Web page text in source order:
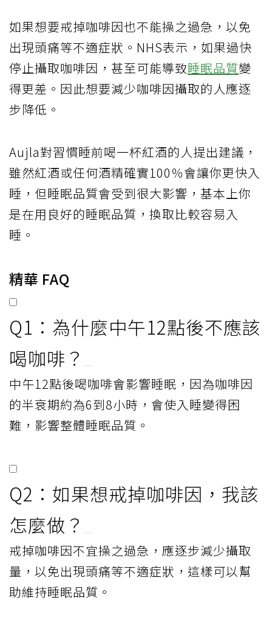
如果想要戒掉咖啡因也不能操之過急，以免
出現頭痛等不適症狀。NHS表示，如果過快
停止攝取咖啡因，甚至可能導致睡眠品質變
得更差。因此想要減少咖啡因攝取的人應逐
步降低。
Aujla對習慣睡前喝一杯紅酒的人提出建議，
雖然紅酒或任何酒精確實100％會讓你更快入
睡，但睡眠品質會受到很大影響，基本上你
是在用良好的睡眠品質，換取比較容易入
睡。
精華 FAQ
Q1：為什麼中午12點後不應該
喝咖啡？
中午12點後喝咖啡會影響睡眠，因為咖啡因
的半衰期約為6到8小時，會使入睡變得困
難，影響整體睡眠品質。
Q2：如果想戒掉咖啡因，我該
怎麼做？
戒掉咖啡因不宜操之過急，應逐步減少攝取
量，以免出現頭痛等不適症狀，這樣可以幫
助維持睡眠品質。